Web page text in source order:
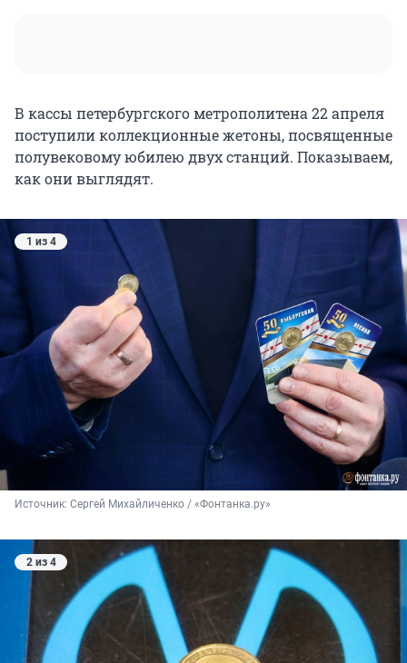
В кассы петербургского метрополитена 22 апреля
поступили коллекционные жетоны, посвященные
полувековому юбилею двух станций. Показываем,
как они выглядят.
1 из 4
Источник: Сергей Михайличенко / «Фонтанка.ру»
2 из 4